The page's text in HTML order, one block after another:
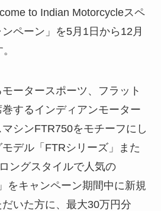
to Indian Motorcycleスペ
ペーン」を5月1日から12月
ータースポーツ、フラット
巻するインディアンモーター
シンFTR750をモチーフにし
デル「FTRシリーズ」また
ングスタイルで人気の
をキャンペーン期間中に新規
いた方に、最大30万円分